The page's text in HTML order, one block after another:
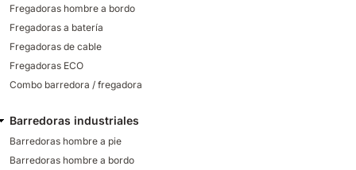
Fregadoras hombre a bordo
Fregadoras a batería
Fregadoras de cable
Fregadoras ECO
Combo barredora / fregadora
Barredoras industriales
Barredoras hombre a pie
Barredoras hombre a bordo